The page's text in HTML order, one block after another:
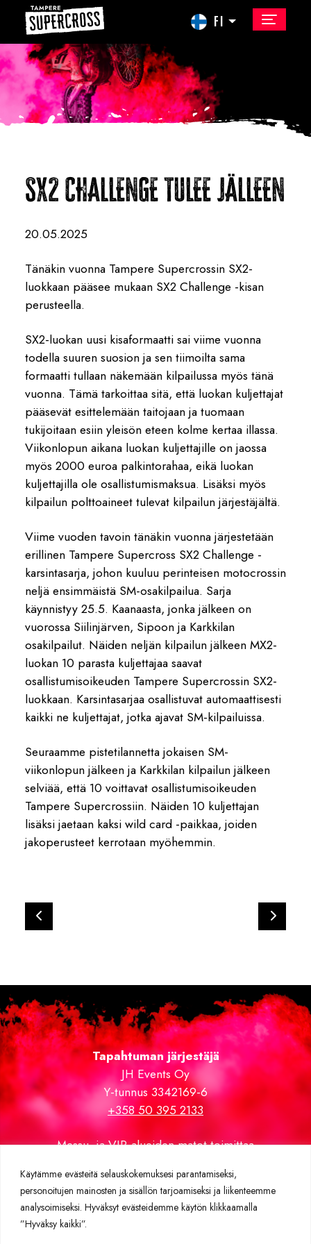
Käytämme evästeitä selauskokemuksesi parantamiseksi,
personoitujen mainosten ja sisällön tarjoamiseksi ja liikenteemme
analysoimiseksi. Hyväksyt evästeidemme käytön klikkaamalla
”Hyväksy kaikki”.
FI
SX2 CHALLENGE TULEE JÄLLEEN
20.05.2025
Tänäkin vuonna Tampere Supercrossin SX2-
luokkaan pääsee mukaan SX2 Challenge -kisan
perusteella.
SX2-luokan uusi kisaformaatti sai viime vuonna
todella suuren suosion ja sen tiimoilta sama
formaatti tullaan näkemään kilpailussa myös tänä
vuonna. Tämä tarkoittaa sitä, että luokan kuljettajat
pääsevät esittelemään taitojaan ja tuomaan
tukijoitaan esiin yleisön eteen kolme kertaa illassa.
Viikonlopun aikana luokan kuljettajille on jaossa
myös 2000 euroa palkintorahaa, eikä luokan
kuljettajilla ole osallistumismaksua. Lisäksi myös
kilpailun polttoaineet tulevat kilpailun järjestäjältä.
Viime vuoden tavoin tänäkin vuonna järjestetään
erillinen Tampere Supercross SX2 Challenge -
karsintasarja, johon kuuluu perinteisen motocrossin
neljä ensimmäistä SM-osakilpailua. Sarja
käynnistyy 25.5. Kaanaasta, jonka jälkeen on
vuorossa Siilinjärven, Sipoon ja Karkkilan
osakilpailut. Näiden neljän kilpailun jälkeen MX2-
luokan 10 parasta kuljettajaa saavat
osallistumisoikeuden Tampere Supercrossin SX2-
luokkaan. Karsintasarjaa osallistuvat automaattisesti
kaikki ne kuljettajat, jotka ajavat SM-kilpailuissa.
Seuraamme pistetilannetta jokaisen SM-
viikonlopun jälkeen ja Karkkilan kilpailun jälkeen
selviää, että 10 voittavat osallistumisoikeuden
Tampere Supercrossiin. Näiden 10 kuljettajan
lisäksi jaetaan kaksi wild card -paikkaa, joiden
jakoperusteet kerrotaan myöhemmin.
Tapahtuman järjestäjä
JH Events Oy
Y-tunnus 3342169-6
+358 50 395 2133
Messu- ja VIP-alueiden matot toimittaa
Lisätietoja
Rekisteriseloste